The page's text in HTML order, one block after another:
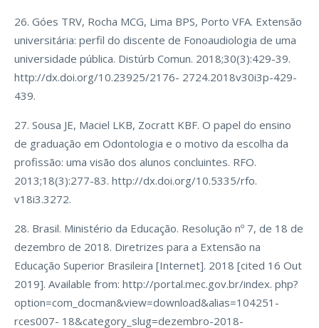
26. Góes TRV, Rocha MCG, Lima BPS, Porto VFA. Extensão
universitária: perfil do discente de Fonoaudiologia de uma
universidade pública. Distúrb Comun. 2018;30(3):429-39.
http://dx.doi.org/10.23925/2176- 2724.2018v30i3p-429-
439.
27. Sousa JE, Maciel LKB, Zocratt KBF. O papel do ensino
de graduação em Odontologia e o motivo da escolha da
profissão: uma visão dos alunos concluintes. RFO.
2013;18(3):277-83. http://dx.doi.org/10.5335/rfo.
v18i3.3272.
28. Brasil. Ministério da Educação. Resolução nº 7, de 18 de
dezembro de 2018. Diretrizes para a Extensão na
Educação Superior Brasileira [Internet]. 2018 [cited 16 Out
2019]. Available from: http://portal.mec.gov.br/index. php?
option=com_docman&view=download&alias=104251-
rces007- 18&category_slug=dezembro-2018-